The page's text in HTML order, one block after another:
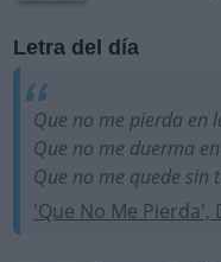
Letra del día
Que no me pierda en
Que no me duerma
Que no me quede sin
'Que No Me Pierda',